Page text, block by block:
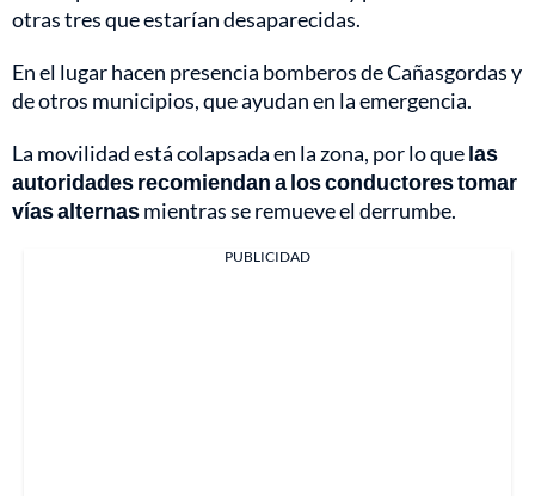
otras tres que estarían desaparecidas.
En el lugar hacen presencia bomberos de Cañasgordas y
de otros municipios, que ayudan en la emergencia.
La movilidad está colapsada en la zona, por lo quelas
autoridades recomiendan a los conductores tomar
vías alternasmientras se remueve el derrumbe.
PUBLICIDAD